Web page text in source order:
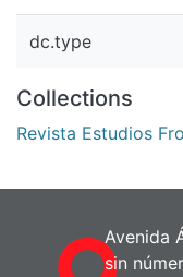
dc.type
Collections
Revista Estudios
Avenida
sin